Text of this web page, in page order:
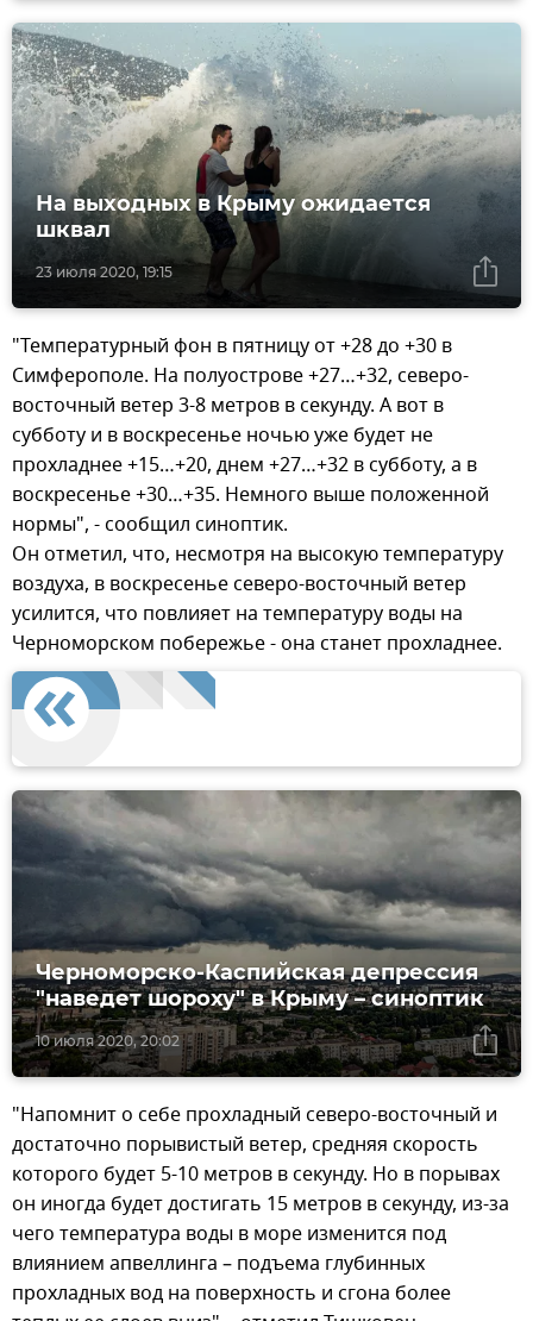
23 июля 2020, 19:15
На выходных в Крыму ожидается
шквал
"Температурный фон в пятницу от +28 до +30 в
Симферополе. На полуострове +27…+32, северо-
восточный ветер 3-8 метров в секунду. А вот в
субботу и в воскресенье ночью уже будет не
прохладнее +15…+20, днем +27…+32 в субботу, а в
воскресенье +30…+35. Немного выше положенной
нормы", - сообщил синоптик.
Он отметил, что, несмотря на высокую температуру
воздуха, в воскресенье северо-восточный ветер
усилится, что повлияет на температуру воды на
Черноморском побережье - она станет прохладнее.
10 июля 2020, 20:02
Черноморско-Каспийская депрессия
"наведет шороху" в Крыму – синоптик
"Напомнит о себе прохладный северо-восточный и
достаточно порывистый ветер, средняя скорость
которого будет 5-10 метров в секунду. Но в порывах
он иногда будет достигать 15 метров в секунду, из-за
чего температура воды в море изменится под
влиянием апвеллинга – подъема глубинных
прохладных вод на поверхность и сгона более